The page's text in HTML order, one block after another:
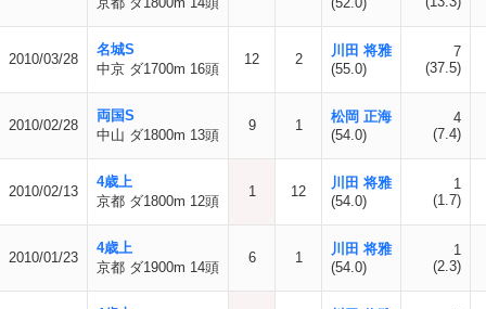
2010/03/28
名城S
中京 ダ1700m 16頭
12 2
川田 将雅
(55.0)
7
(37.5)
2010/02/28
両国S
中山 ダ1800m 13頭
9 1
松岡 正海
(54.0)
4
(7.4)
2010/02/13
4歳上
京都 ダ1800m 12頭
1 12
川田 将雅
(54.0)
1
(1.7)
2010/01/23
4歳上
京都 ダ1900m 14頭
6 1
川田 将雅
(54.0)
1
(2.3)